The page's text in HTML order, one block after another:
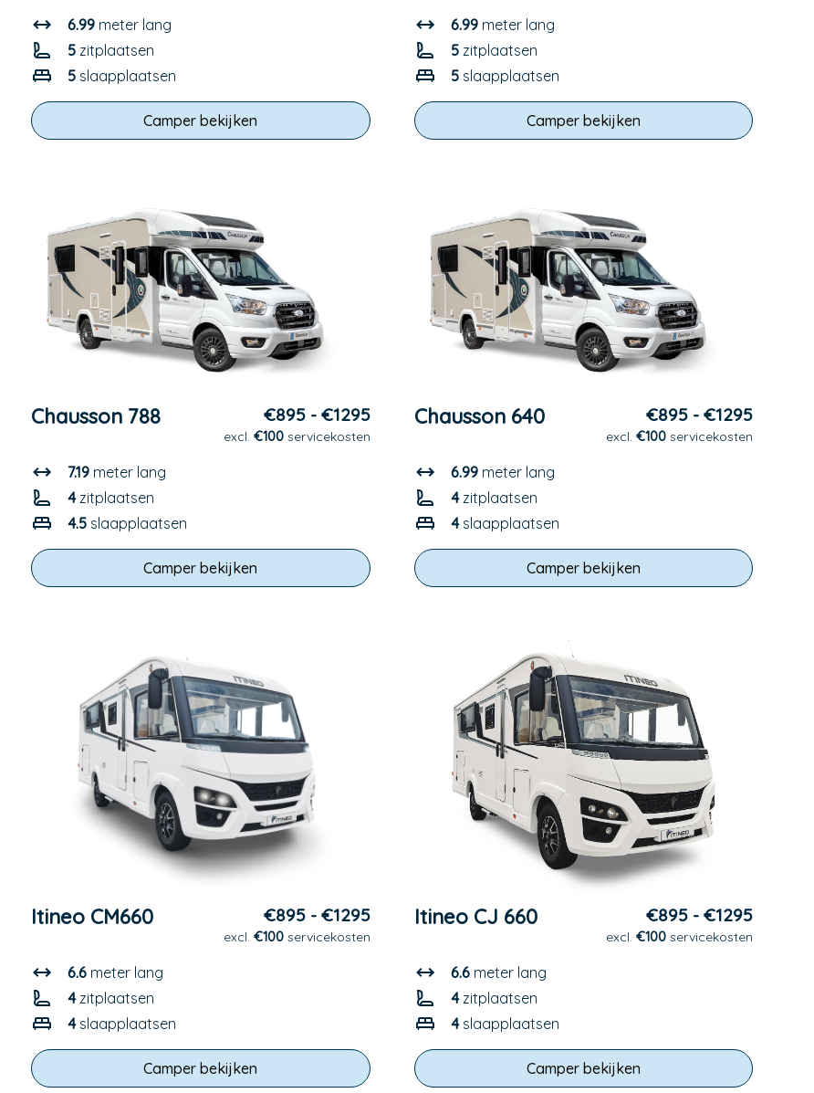
6.99 meter lang
5 zitplaatsen
5 slaapplaatsen
Camper bekijken
6.99meter lang
5zitplaatsen
5slaapplaatsen
Camper bekijken
Chausson 788 €895 - €1295
excl. €100servicekosten
7.19 meter lang
4zitplaatsen
4.5 slaapplaatsen
Camper bekijken
Chausson 640 €895 - €1295
excl. €100servicekosten
6.99meter lang
4zitplaatsen
4slaapplaatsen
Camper bekijken
Itineo CM660 €895 - €1295
excl. €100servicekosten
6.6 meter lang
4zitplaatsen
4slaapplaatsen
Camper bekijken
Itineo CJ 660 €895 - €1295
excl. €100servicekosten
6.6meter lang
4zitplaatsen
4slaapplaatsen
Camper bekijken